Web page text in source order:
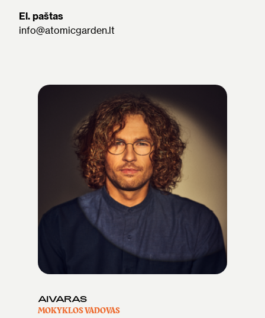
El. paštas
info@atomicgarden.lt
AIVARAS
MOKYKLOS VADOVAS